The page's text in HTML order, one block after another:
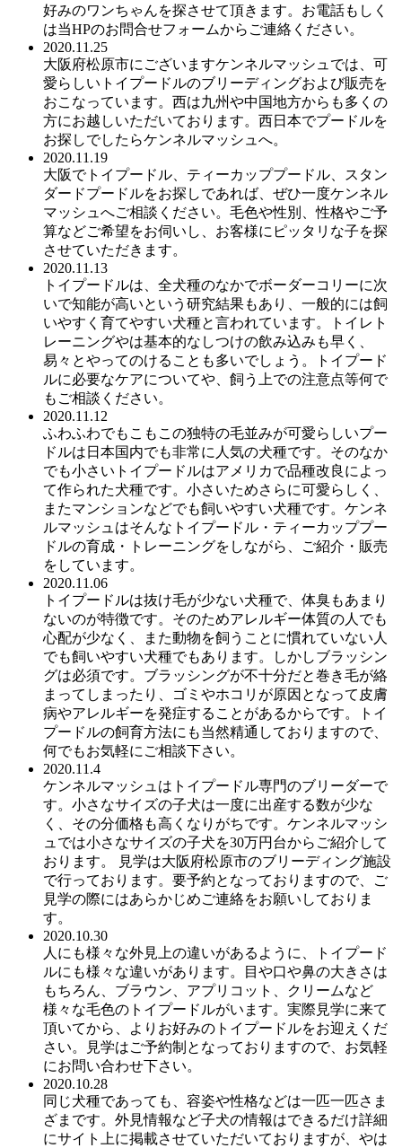
好みのワンちゃんを探させて頂きます。お電話もしく
は当HPのお問合せフォームからご連絡ください。
2020.11.25
大阪府松原市にございますケンネルマッシュでは、可
愛らしいトイプードルのブリーディングおよび販売を
おこなっています。西は九州や中国地方からも多くの
方にお越しいただいております。西日本でプードルを
お探しでしたらケンネルマッシュへ。
2020.11.19
大阪でトイプードル、ティーカッププードル、スタン
ダードプードルをお探しであれば、ぜひ一度ケンネル
マッシュへご相談ください。毛色や性別、性格やご予
算などご希望をお伺いし、お客様にピッタリな子を探
させていただきます。
2020.11.13
トイプードルは、全犬種のなかでボーダーコリーに次
いで知能が高いという研究結果もあり、一般的には飼
いやすく育てやすい犬種と言われています。トイレト
レーニングやは基本的なしつけの飲み込みも早く、
易々とやってのけることも多いでしょう。トイプード
ルに必要なケアについてや、飼う上での注意点等何で
もご相談ください。
2020.11.12
ふわふわでもこもこの独特の毛並みが可愛らしいプー
ドルは日本国内でも非常に人気の犬種です。そのなか
でも小さいトイプードルはアメリカで品種改良によっ
て作られた犬種です。小さいためさらに可愛らしく、
またマンションなどでも飼いやすい犬種です。ケンネ
ルマッシュはそんなトイプードル・ティーカッププー
ドルの育成・トレーニングをしながら、ご紹介・販売
をしています。
2020.11.06
トイプードルは抜け毛が少ない犬種で、体臭もあまり
ないのが特徴です。そのためアレルギー体質の人でも
心配が少なく、また動物を飼うことに慣れていない人
でも飼いやすい犬種でもあります。しかしブラッシン
グは必須です。ブラッシングが不十分だと巻き毛が絡
まってしまったり、ゴミやホコリが原因となって皮膚
病やアレルギーを発症することがあるからです。トイ
プードルの飼育方法にも当然精通しておりますので、
何でもお気軽にご相談下さい。
2020.11.4
ケンネルマッシュはトイプードル専門のブリーダーで
す。小さなサイズの子犬は一度に出産する数が少な
く、その分価格も高くなりがちです。ケンネルマッシ
ュでは小さなサイズの子犬を30万円台からご紹介して
おります。 見学は大阪府松原市のブリーディング施設
で行っております。要予約となっておりますので、ご
見学の際にはあらかじめご連絡をお願いしておりま
す。
2020.10.30
人にも様々な外見上の違いがあるように、トイプード
ルにも様々な違いがあります。目や口や鼻の大きさは
もちろん、ブラウン、アプリコット、クリームなど
様々な毛色のトイプードルがいます。実際見学に来て
頂いてから、よりお好みのトイプードルをお迎えくだ
さい。見学はご予約制となっておりますので、お気軽
にお問い合わせ下さい。
2020.10.28
同じ犬種であっても、容姿や性格などは一匹一匹さま
ざまです。外見情報など子犬の情報はできるだけ詳細
にサイト上に掲載させていただいておりますが、やは